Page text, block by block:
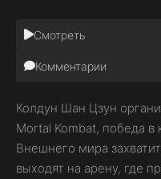
Смотреть
Комментарии
Колдун Шан Цзун
Mortal Kombat, победа в
Внешнего мира
выходят на арену, где